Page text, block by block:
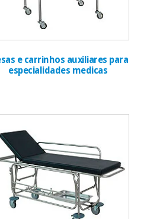
e carrinhos auxiliares para
especialidades medicas